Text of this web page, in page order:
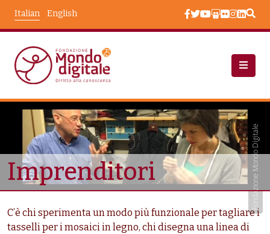
English
Italian
Chi Siamo
Chi Siamo: Beneficiari
Taxonomy Terms
Fondazione Mondo Digitale
Imprenditori
C’è chi sperimenta un modo più funzionale per tagliare i
tasselli per i mosaici in legno, chi disegna una linea di